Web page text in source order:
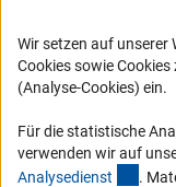
Compliance
Vergabeverfahren
Barrierefreiheit
Service und
Wir setzen auf unserer
Cookies sowie
(Analyse-Cookies) ein.
Für die statistische
verwenden wir auf
Analysedienst
.